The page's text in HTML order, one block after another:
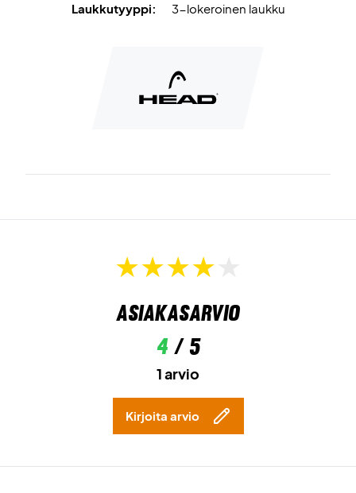
Laukkutyyppi:
3-lokeroinen laukku
Asiakasarvio
4/ 5
1 arvio
Kirjoita arvio